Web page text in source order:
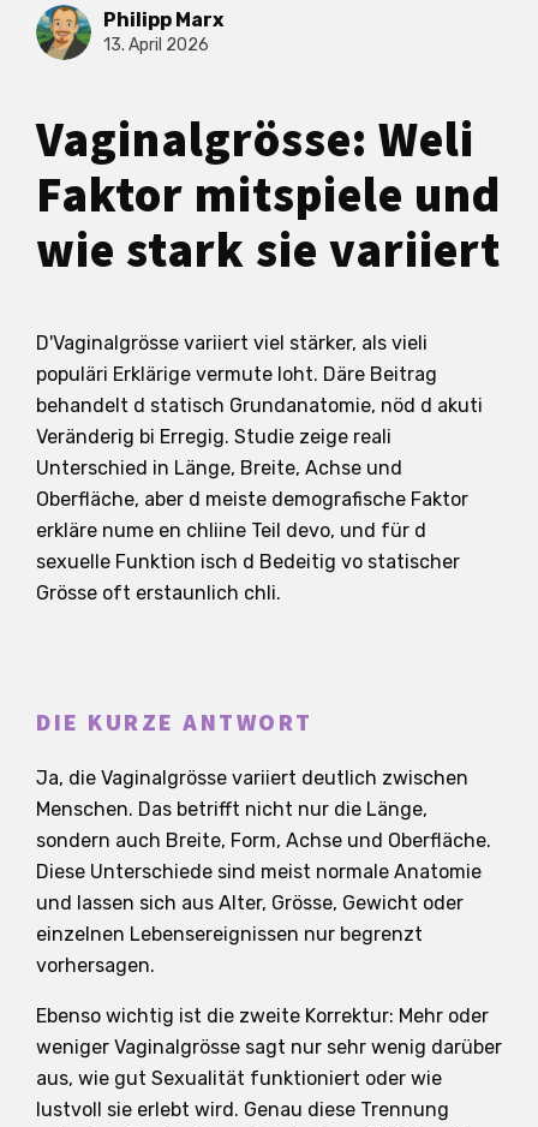
Philipp Marx
13. April 2026
Vaginalgrösse: Weli
Faktor mitspiele und
wie stark sie variiert
D'Vaginalgrösse variiert viel stärker, als vieli
populäri Erklärige vermute loht. Däre Beitrag
behandelt d statisch Grundanatomie, nöd d akuti
Veränderig bi Erregig. Studie zeige reali
Unterschied in Länge, Breite, Achse und
Oberfläche, aber d meiste demografische Faktor
erkläre nume en chliine Teil devo, und für d
sexuelle Funktion isch d Bedeitig vo statischer
Grösse oft erstaunlich chli.
DIE KURZE ANTWORT
Ja, die Vaginalgrösse variiert deutlich zwischen
Menschen. Das betrifft nicht nur die Länge,
sondern auch Breite, Form, Achse und Oberfläche.
Diese Unterschiede sind meist normale Anatomie
und lassen sich aus Alter, Grösse, Gewicht oder
einzelnen Lebensereignissen nur begrenzt
vorhersagen.
Ebenso wichtig ist die zweite Korrektur: Mehr oder
weniger Vaginalgrösse sagt nur sehr wenig darüber
aus, wie gut Sexualität funktioniert oder wie
lustvoll sie erlebt wird. Genau diese Trennung